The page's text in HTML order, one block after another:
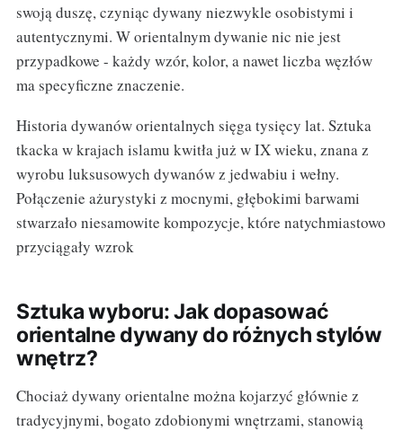
swoją duszę, czyniąc dywany niezwykle osobistymi i
autentycznymi. W orientalnym dywanie nic nie jest
przypadkowe - każdy wzór, kolor, a nawet liczba węzłów
ma specyficzne znaczenie.
Historia dywanów orientalnych sięga tysięcy lat. Sztuka
tkacka w krajach islamu kwitła już w IX wieku, znana z
wyrobu luksusowych dywanów z jedwabiu i wełny.
Połączenie ażurystyki z mocnymi, głębokimi barwami
stwarzało niesamowite kompozycje, które natychmiastowo
przyciągały wzrok
Sztuka wyboru: Jak dopasować
orientalne dywany do różnych stylów
wnętrz?
Chociaż dywany orientalne można kojarzyć głównie z
tradycyjnymi, bogato zdobionymi wnętrzami, stanowią